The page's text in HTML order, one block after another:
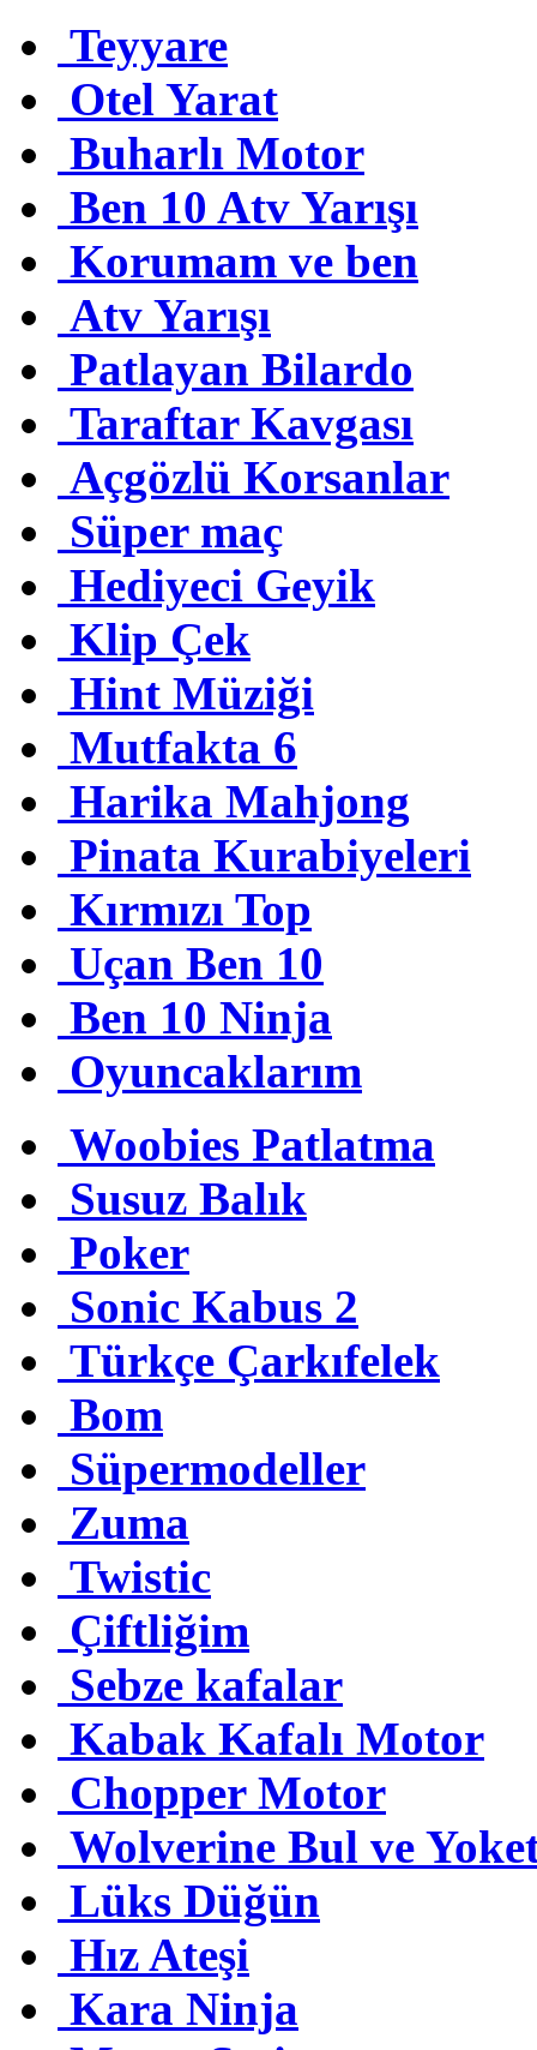
Teyyare
Otel Yarat
Buharlı Motor
Ben 10 Atv Yarışı
Korumam ve ben
Atv Yarışı
Patlayan Bilardo
Taraftar Kavgası
Açgözlü Korsanlar
Süper maç
Hediyeci Geyik
Klip Çek
Hint Müziği
Mutfakta 6
Harika Mahjong
Pinata Kurabiyeleri
Kırmızı Top
Uçan Ben 10
Ben 10 Ninja
Oyuncaklarım
Woobies Patlatma
Susuz Balık
Poker
Sonic Kabus 2
Türkçe Çarkıfelek
Bom
Süpermodeller
Zuma
Twistic
Çiftliğim
Sebze kafalar
Kabak Kafalı Motor
Chopper Motor
Wolverine Bul ve
Lüks Düğün
Hız Ateşi
Kara Ninja